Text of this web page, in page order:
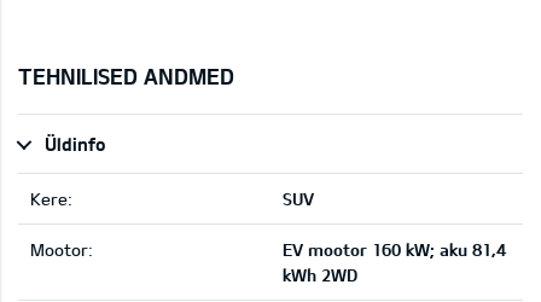
TEHNILISED ANDMED
Üldinfo
Kere: SUV
Mootor:
EV mootor 160 kW; aku 81,4
kWh 2WD